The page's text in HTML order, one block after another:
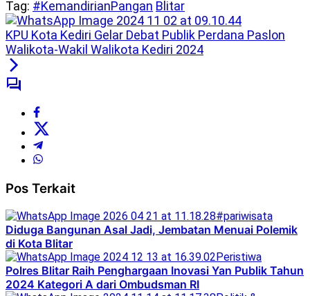
Tag: #KemandirianPangan Blitar
KPU Kota Kediri Gelar Debat Publik Perdana Paslon
Walikota-Wakil Walikota Kediri 2024
Pos Terkait
#pariwisata
Diduga Bangunan Asal Jadi, Jembatan Menuai Polemik
di Kota Blitar
Peristiwa
Polres Blitar Raih Penghargaan Inovasi Yan Publik Tahun
2024 Kategori A dari Ombudsman RI